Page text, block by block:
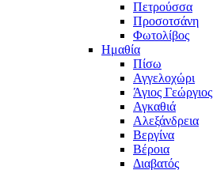
Πετρούσσα
Προσοτσάνη
Φωτολίβος
Ημαθία
Πίσω
Αγγελοχώρι
Άγιος Γεώργιος
Αγκαθιά
Αλεξάνδρεια
Βεργίνα
Βέροια
Διαβατός